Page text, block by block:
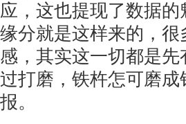
应，这也提现了数据
缘分就是这样来的，
感，其实这一切都是
过打磨，铁杵怎可磨
报。